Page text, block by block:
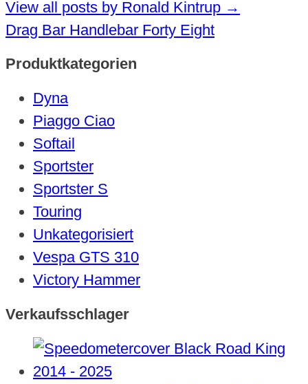
View all posts by Ronald Kintrup →
Drag Bar Handlebar Forty Eight
Produktkategorien
Dyna
Piaggo Ciao
Softail
Sportster
Sportster S
Touring
Unkategorisiert
Vespa GTS 310
Victory Hammer
Verkaufsschlager